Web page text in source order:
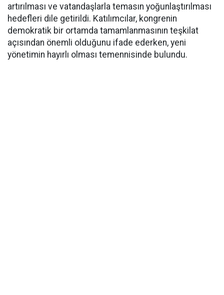
artırılması ve vatandaşlarla temasın yoğunlaştırılması
hedefleri dile getirildi. Katılımcılar, kongrenin
demokratik bir ortamda tamamlanmasının teşkilat
açısından önemli olduğunu ifade ederken, yeni
yönetimin hayırlı olması temennisinde bulundu.